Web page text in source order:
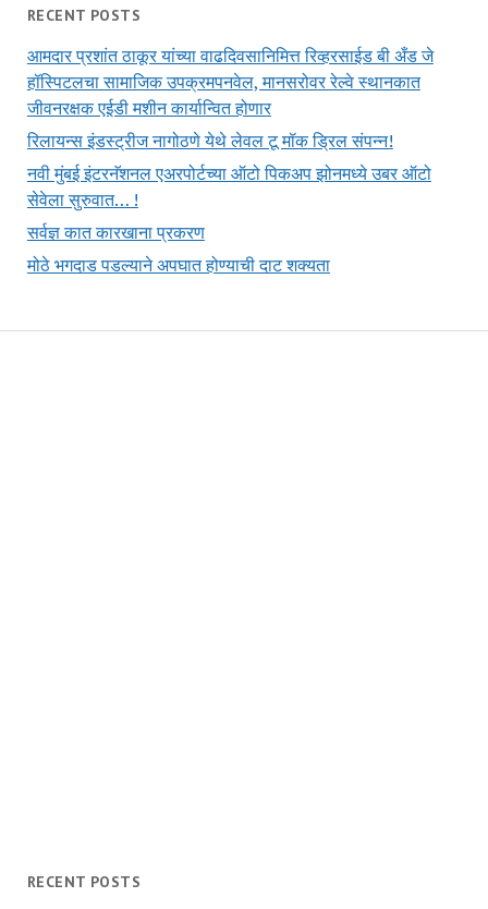
RECENT POSTS
आमदार प्रशांत ठाकूर यांच्या वाढदिवसानिमित्त रिव्हरसाईड बी अँड जे
हॉस्पिटलचा सामाजिक उपक्रमपनवेल, मानसरोवर रेल्वे स्थानकात
जीवनरक्षक एईडी मशीन कार्यान्वित होणार
रिलायन्स इंडस्ट्रीज नागोठणे येथे लेवल टू मॉक ड्रिल संपन्न!
नवी मुंबई इंटरनॅशनल एअरपोर्टच्या ऑटो पिकअप झोनमध्ये उबर ऑटो
सेवेला सुरुवात… !
सर्वज्ञ कात कारखाना प्रकरण
मोठे भगदाड पडल्याने अपघात होण्याची दाट शक्यता
RECENT POSTS